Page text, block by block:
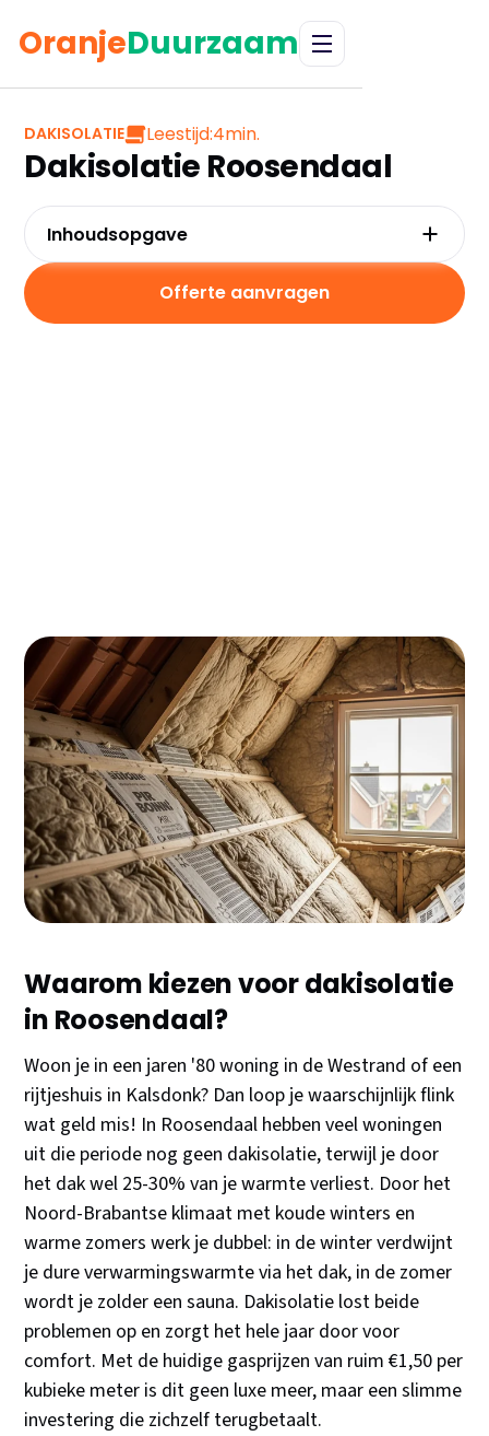
OranjeDuurzaam
DAKISOLATIE Leestijd:4min.
Dakisolatie Roosendaal
Dakisolatie in Roosendaal kan je energierekening
met €400-600 per jaar verlagen! Met de ISDE
subsidie van €500-700 verdien je de investering
binnen 5-7 jaar terug. Vooral in de oudere wijken
zoals Kalsdonk en Westrand zie je enorme
besparingen door de veel voorkomende
ongeïsoleerde daken uit de jaren '70-'80.
Waarom kiezen voor dakisolatie
in Roosendaal?
Woon je in een jaren '80 woning in de Westrand of een
rijtjeshuis in Kalsdonk? Dan loop je waarschijnlijk flink
wat geld mis! In Roosendaal hebben veel woningen
uit die periode nog geen dakisolatie, terwijl je door
het dak wel 25-30% van je warmte verliest. Door het
Noord-Brabantse klimaat met koude winters en
warme zomers werk je dubbel: in de winter verdwijnt
je dure verwarmingswarmte via het dak, in de zomer
wordt je zolder een sauna. Dakisolatie lost beide
problemen op en zorgt het hele jaar door voor
comfort. Met de huidige gasprijzen van ruim €1,50 per
kubieke meter is dit geen luxe meer, maar een slimme
investering die zichzelf terugbetaalt.
Inhoudsopgave
Roosendaal?
Offerte aanvragen